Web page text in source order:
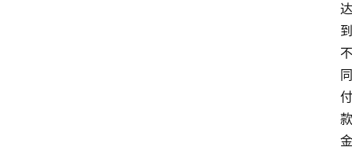
达
到
不
同
付
款
金